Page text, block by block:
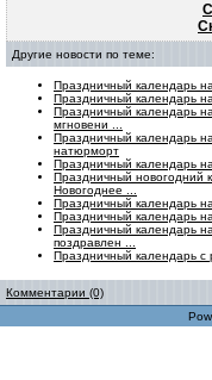
Другие новости по теме:
Праздничный календарь
Праздничный календарь
Праздничный календарь
мгновени ...
Праздничный календарь
натюрморт
Праздничный календарь
Праздничный новогодний
Новогоднее ...
Праздничный календарь
Праздничный календарь
Праздничный календарь
поздравлен ...
Праздничный календарь
Комментарии (0)